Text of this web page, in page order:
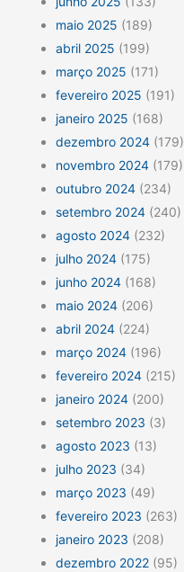
maio 2025 (189)
abril 2025 (199)
março 2025 (171)
fevereiro 2025 (191)
janeiro 2025 (168)
dezembro 2024 (179)
novembro 2024 (179)
outubro 2024 (234)
setembro 2024 (240)
agosto 2024 (232)
julho 2024 (175)
junho 2024 (168)
maio 2024 (206)
abril 2024 (224)
março 2024 (196)
fevereiro 2024 (215)
janeiro 2024 (200)
setembro 2023 (3)
agosto 2023 (13)
julho 2023 (34)
março 2023 (49)
fevereiro 2023 (263)
janeiro 2023 (208)
dezembro 2022 (95)